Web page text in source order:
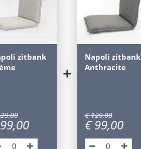
zitbank
,00
99,00
+
Napoli zitbank
Anthracite
€ 129,00
€ 99,00